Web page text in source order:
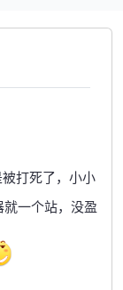
打死了，小小
一个站，没盈